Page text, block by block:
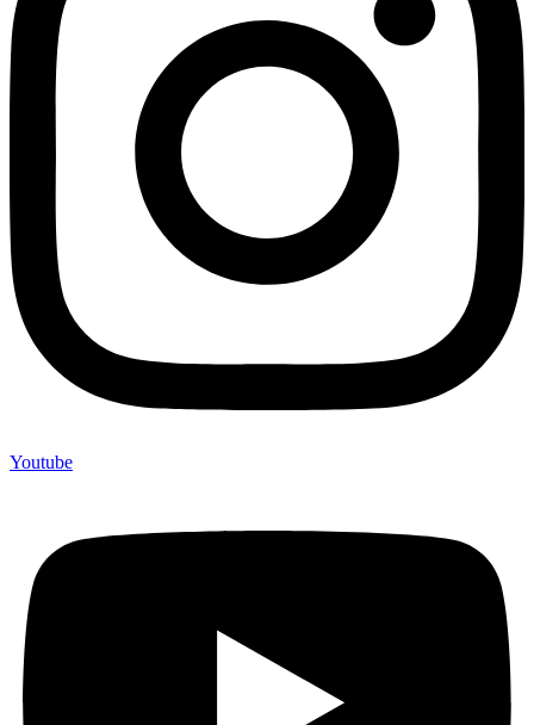
Youtube